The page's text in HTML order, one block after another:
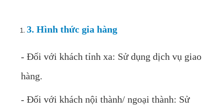
3. Hình thức gia hàng
- Đối với khách tỉnh xa: Sử dụng dịch vụ giao
hàng.
- Đối với khách nội thành/ ngoại thành: Sử